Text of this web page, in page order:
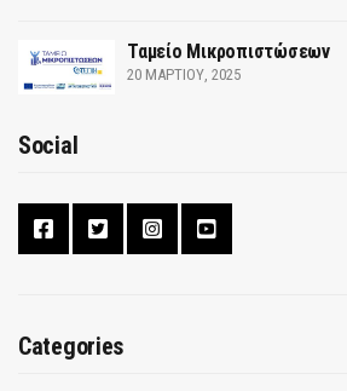
Ταμείο Μικροπιστώσεων
20 ΜΑΡΤΊΟΥ, 2025
Social
Categories